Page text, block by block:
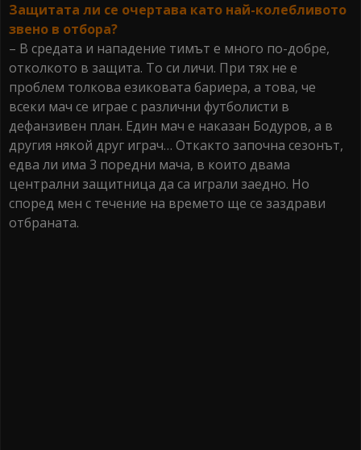
Защитата ли се очертава като най-колебливото
звено в отбора?
– В средата и нападение тимът е много по-добре,
отколкото в защита. То си личи. При тях не е
проблем толкова езиковата бариера, а това, че
всеки мач се играе с различни футболисти в
дефанзивен план. Един мач е наказан Бодуров, а в
другия някой друг играч… Откакто започна сезонът,
едва ли има 3 поредни мача, в които двама
централни защитница да са играли заедно. Но
според мен с течение на времето ще се заздрави
отбраната.